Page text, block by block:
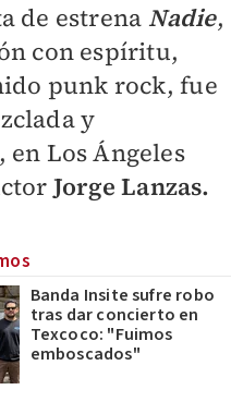
de estrena Nadie,
con espíritu,
punk rock, fue
y
en Los Ángeles
Jorge Lanzas.
Banda Insite sufre robo
tras dar concierto en
Texcoco: "Fuimos
emboscados"